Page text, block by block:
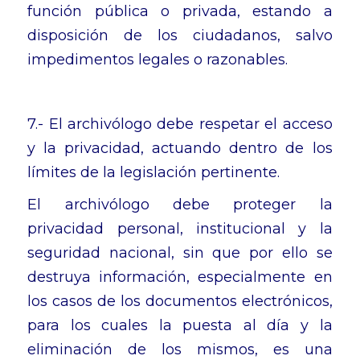
función pública o privada, estando a
disposición de los ciudadanos, salvo
impedimentos legales o razonables.
7.- El archivólogo debe respetar el acceso
y la privacidad, actuando dentro de los
límites de la legislación pertinente.
El archivólogo debe proteger la
privacidad personal, institucional y la
seguridad nacional, sin que por ello se
destruya información, especialmente en
los casos de los documentos electrónicos,
para los cuales la puesta al día y la
eliminación de los mismos, es una